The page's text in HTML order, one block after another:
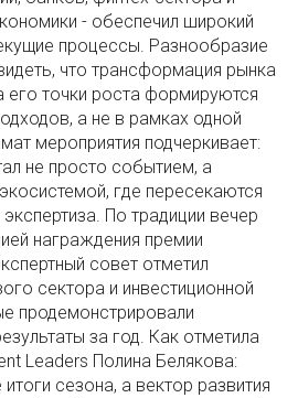
- обеспечил широкий
процессы. Разнообразие
что трансформация рынка
его точки роста формируются
а не в рамках одной
мероприятия подчеркивает:
не просто событием, а
где пересекаются
экспертиза. По традиции вечер
награждения премии
совет отметил
сектора и инвестиционной
продемонстрировали
за год. Как отметила
Leaders Полина Белякова:
сезона, а вектор развития